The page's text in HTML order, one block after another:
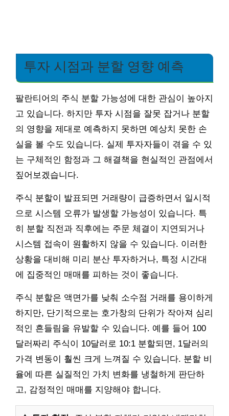
투자 시점과 분할 영향 예측
팔란티어의 주식 분할 가능성에 대한 관심이 높아지
고 있습니다. 하지만 투자 시점을 잘못 잡거나 분할
의 영향을 제대로 예측하지 못하면 예상치 못한 손
실을 볼 수도 있습니다. 실제 투자자들이 겪을 수 있
는 구체적인 함정과 그 해결책을 현실적인 관점에서
짚어보겠습니다.
주식 분할이 발표되면 거래량이 급증하면서 일시적
으로 시스템 오류가 발생할 가능성이 있습니다. 특
히 분할 직전과 직후에는 주문 체결이 지연되거나
시스템 접속이 원활하지 않을 수 있습니다. 이러한
상황을 대비해 미리 분산 투자하거나, 특정 시간대
에 집중적인 매매를 피하는 것이 좋습니다.
주식 분할은 액면가를 낮춰 소수점 거래를 용이하게
하지만, 단기적으로는 호가창의 단위가 작아져 심리
적인 흔들림을 유발할 수 있습니다. 예를 들어 100
달러짜리 주식이 10달러로 10:1 분할되면, 1달러의
가격 변동이 훨씬 크게 느껴질 수 있습니다. 분할 비
율에 따른 실질적인 가치 변화를 냉철하게 판단하
고, 감정적인 매매를 지양해야 합니다.